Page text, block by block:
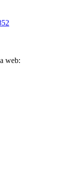
web: